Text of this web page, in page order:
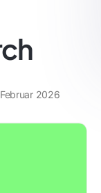
2026